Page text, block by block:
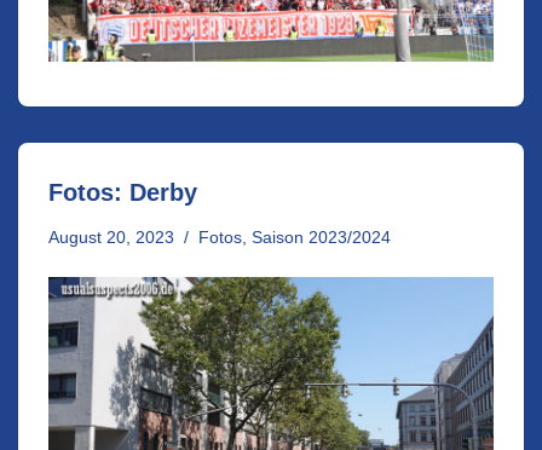
Fotos: Derby
August 20, 2023 Fotos Saison 2023/2024